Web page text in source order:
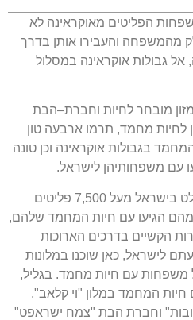
הפליטים מאוקראינה לא
מהמשפחה והעבירו אותן בדרך
, אל גבולות אוקראינה במסלול
מזון מובחר לחיות וחברת–הבת
לחיות מחמד, תרמו ארבעה טון
בגבולות אוקראינה וכן טונה
עם משפחותיהן לישראל.
בישראל מעל
פליטים
הגיעו עם חיות המחמד שלהם,
הקשיים בדרכים הארוכות
לישראל, כאן שוכנו במלונות
משפחות עם חיות מחמד. בגליל,
המחמד במלון "וי קלאב",
" וחברת הבת "צמח ישראפט"